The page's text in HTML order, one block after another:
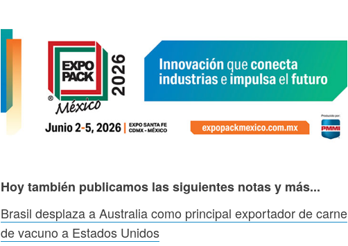
Hoy también publicamos las siguientes notas y más...
Brasil desplaza a Australia como principal exportador de carne
de vacuno a Estados Unidos